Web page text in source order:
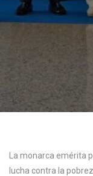
La monarca emérita
lucha contra la